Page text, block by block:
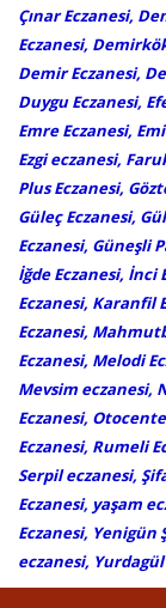
Çınar Eczanesi,
Eczanesi,
Demir Eczanesi,
Duygu Eczanesi,
Emre Eczanesi,
Ezgi eczanesi,
Plus Eczanesi,
Güleç Eczanesi,
Eczanesi, Güneşli
İğde Eczanesi, İnci
Eczanesi, Karanfil
Eczanesi,
Eczanesi, Melodi
Mevsim eczanesi,
Eczanesi,
Eczanesi, Rumeli
Serpil eczanesi,
Eczanesi, yaşam
Eczanesi, Yenigün
eczanesi, Yurdagül